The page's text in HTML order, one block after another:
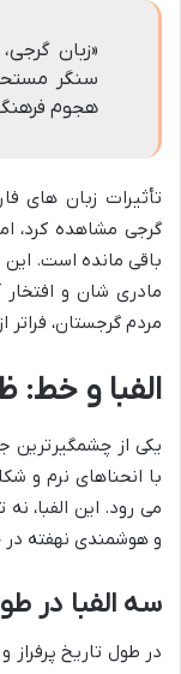
«زبان
سنگر
هجوم
تأثیرات زبان های
گرجی مشاهده کرد،
باقی مانده است. این
مادری شان و افتخار
مردم گرجستان،
الفبا و خط:
یکی از چشمگیرترین
با انحناهای نرم و
می رود. این الفبا،
و هوشمندی نهفته در
سه الفبا در
در طول تاریخ